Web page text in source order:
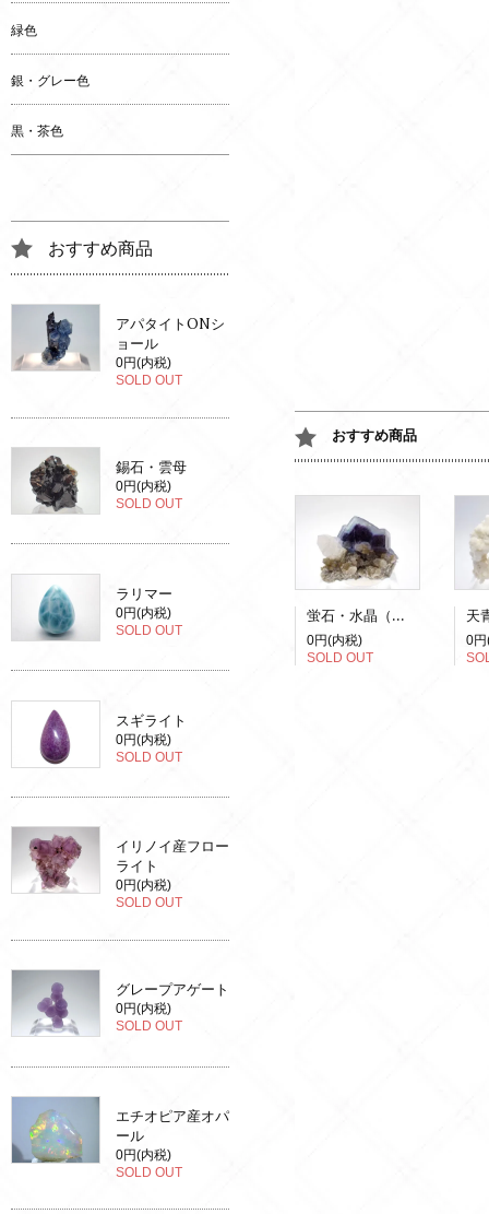
おすすめ商品
蛍石・水晶（蛍光）
0円(内税)
SOLD OUT
0
緑色
銀・グレー色
黒・茶色
おすすめ商品
アパタイトONシ
ョール
0円(内税)
SOLD OUT
錫石・雲母
0円(内税)
SOLD OUT
ラリマー
0円(内税)
SOLD OUT
スギライト
0円(内税)
SOLD OUT
イリノイ産フロー
ライト
0円(内税)
SOLD OUT
グレープアゲート
0円(内税)
SOLD OUT
エチオピア産オパ
ール
0円(内税)
SOLD OUT